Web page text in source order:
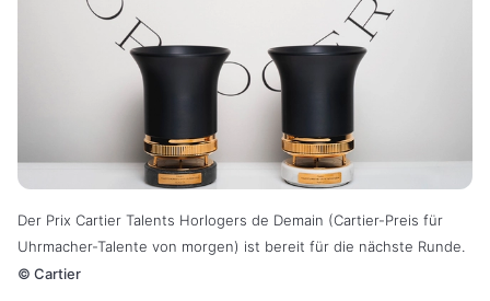
Der Prix Cartier Talents Horlogers de Demain (Cartier-Preis für
Uhrmacher-Talente von morgen) ist bereit für die nächste Runde.
© Cartier